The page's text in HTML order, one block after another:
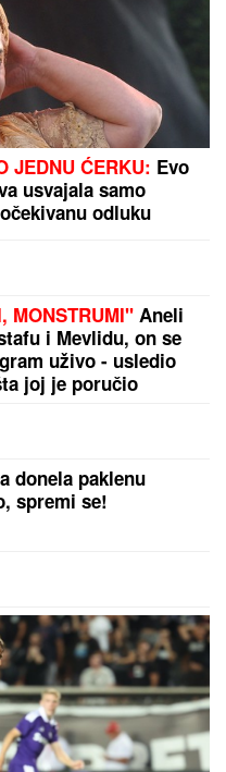
MAJKE (50) I
Bojovića?! Nađen
PLAN koji su
PESAMA
je 10 numera koje
od stranih
TREBALO SE